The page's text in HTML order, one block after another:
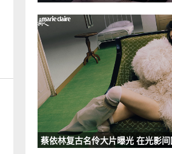
蔡依林复古名伶大片曝光 在光影